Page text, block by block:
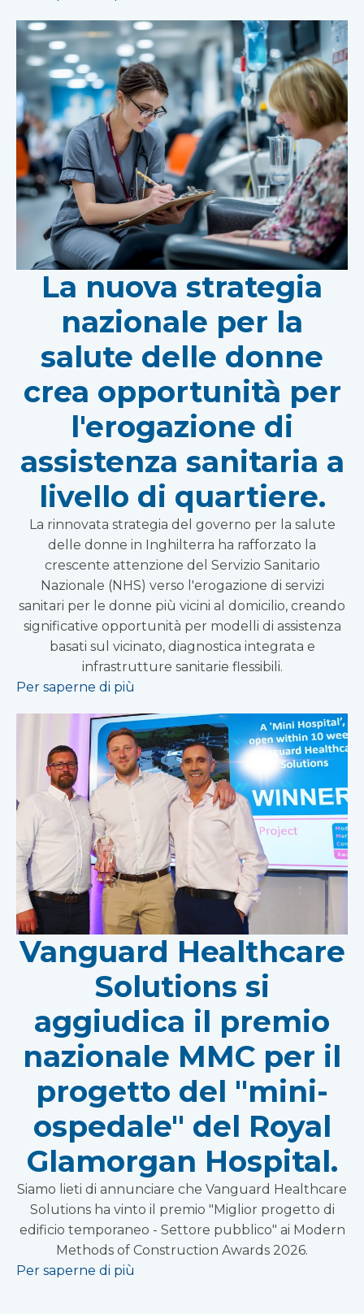
La nuova strategia
nazionale per la
salute delle donne
crea opportunità per
l'erogazione di
assistenza sanitaria a
livello di quartiere.
La rinnovata strategia del governo per la salute
delle donne in Inghilterra ha rafforzato la
crescente attenzione del Servizio Sanitario
Nazionale (NHS) verso l'erogazione di servizi
sanitari per le donne più vicini al domicilio, creando
significative opportunità per modelli di assistenza
basati sul vicinato, diagnostica integrata e
infrastrutture sanitarie flessibili.
Per saperne di più
Vanguard Healthcare
Solutions si
aggiudica il premio
nazionale MMC per il
progetto del "mini-
ospedale" del Royal
Glamorgan Hospital.
Siamo lieti di annunciare che Vanguard Healthcare
Solutions ha vinto il premio "Miglior progetto di
edificio temporaneo - Settore pubblico" ai Modern
Methods of Construction Awards 2026.
Per saperne di più